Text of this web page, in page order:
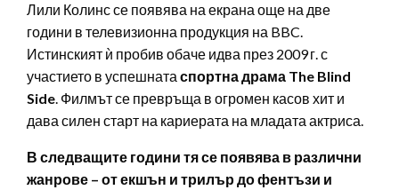
Лили Колинс се появява на екрана още на две
години в телевизионна продукция на BBC.
Истинският ѝ пробив обаче идва през 2009 г. с
участието в успешната спортна драма The Blind
Side. Филмът се превръща в огромен касов хит и
дава силен старт на кариерата на младата актриса.
В следващите години тя се появява в различни
жанрове – от екшън и трилър до фентъзи и